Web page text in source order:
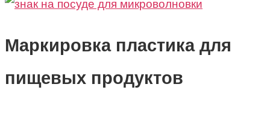
Маркировка пластика для
пищевых продуктов